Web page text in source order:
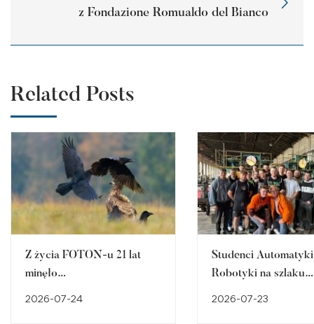
z Fondazione Romualdo del Bianco
Related Posts
Z życia FOTON-u 21 lat
minęło…
2026-07-24
Studenci
Robotyki na szlaku
2026-07-23